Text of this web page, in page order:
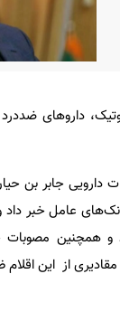
داروهای
دارویی جابر بن
عامل خبر
مواد اولیه دارویی از ۹ به
از این